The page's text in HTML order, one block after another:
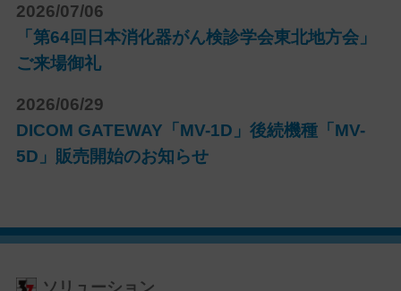
2026/07/06
「第64回日本消化器がん検診学会東北地方会」
ご来場御礼
2026/06/29
DICOM GATEWAY「MV-1D」後続機種「MV-
5D」販売開始のお知らせ